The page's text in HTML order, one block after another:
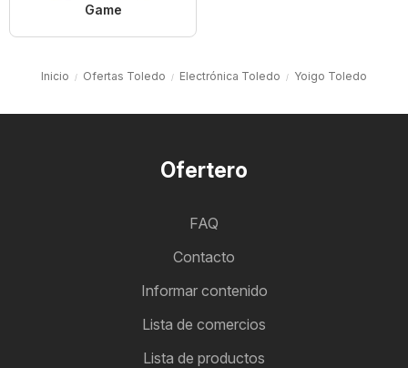
Game
Inicio Ofertas Toledo Electrónica Toledo Yoigo Toledo
Ofertero
FAQ
Contacto
Informar contenido
Lista de comercios
Lista de productos